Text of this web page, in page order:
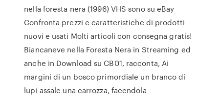
nella foresta nera (1996) VHS sono su eBay
Confronta prezzi e caratteristiche di prodotti
nuovi e usati Molti articoli con consegna gratis!
Biancaneve nella Foresta Nera in Streaming ed
anche in Download su CB01, racconta, Ai
margini di un bosco primordiale un branco di
lupi assale una carrozza, facendola